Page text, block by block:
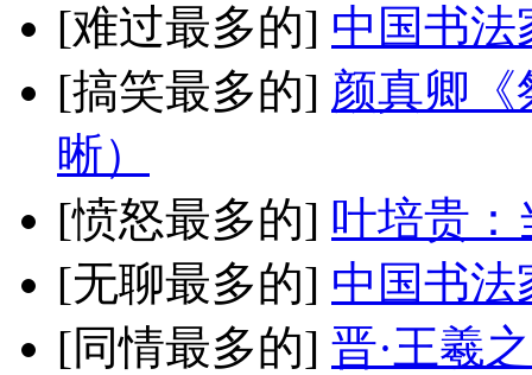
[难过最多的] 中国书法
[搞笑最多的] 颜真卿《
晰）
[愤怒最多的] 叶培贵：
[无聊最多的] 中国书法
[同情最多的] 晋·王羲